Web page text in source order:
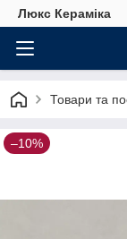
Люкс Кераміка
Товари та
–10%